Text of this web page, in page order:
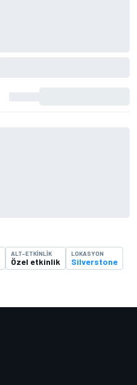
ALT-ETKINLIK
Özel etkinlik
LOKASYON
Silverstone